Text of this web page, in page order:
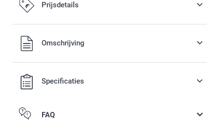
Prijsdetails
Alle prijzen zijn in EURO (€) inclusief BTW en exclusief
verzendkosten.Omschrijving
Specificaties
FAQ